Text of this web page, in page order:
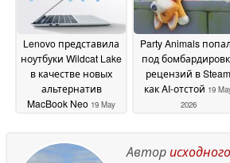
Lenovo представила
ноутбуки Wildcat Lake
в качестве новых
альтернатив
MacBook Neo 19 May
Party Animals
под
рецензий в Steam
как AI-отстой 19
2026
Автор